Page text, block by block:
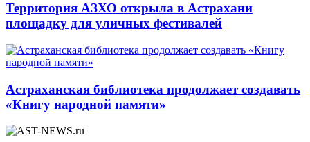
Территория АЗХО открыла в Астрахани
площадку для уличных фестивалей
Астраханская библиотека продолжает создавать
«Книгу народной памяти»